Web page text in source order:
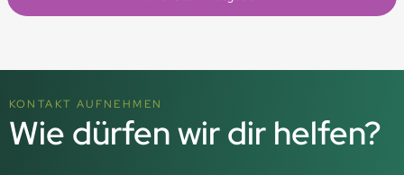
KONTAKT AUFNEHMEN
Wie dürfen wir dir helfen?